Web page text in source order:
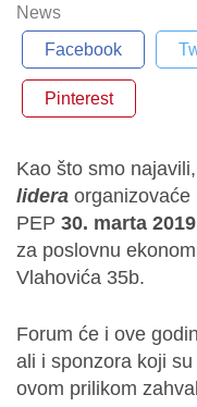
News
Facebook
Pinterest
Kao što smo najavili,
lidera organizovaće
PEP 30. marta 2019
za poslovnu
Vlahovića 35b.
Forum će i ove
ali i sponzora koji
ovom prilikom